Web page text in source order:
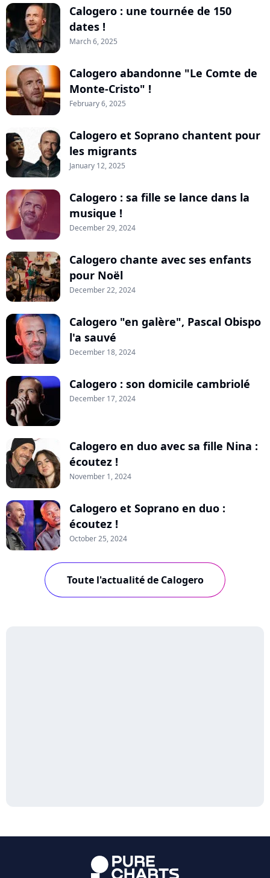
Calogero : une tournée de 150
dates !
March 6, 2025
Calogero abandonne "Le Comte de
Monte-Cristo" !
February 6, 2025
Calogero et Soprano chantent pour
les migrants
January 12, 2025
Calogero : sa fille se lance dans la
musique !
December 29, 2024
Calogero chante avec ses enfants
pour Noël
December 22, 2024
Calogero "en galère", Pascal Obispo
l'a sauvé
December 18, 2024
Calogero : son domicile cambriolé
December 17, 2024
Calogero en duo avec sa fille Nina :
écoutez !
November 1, 2024
Calogero et Soprano en duo :
écoutez !
October 25, 2024
Toute l'actualité de Calogero